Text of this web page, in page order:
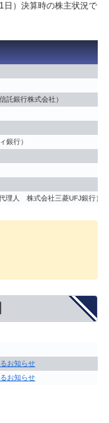
）決算時の株主状況で
託銀行株式会社）
銀行）
理人 株式会社三菱UFJ銀行）
お知らせ
お知らせ